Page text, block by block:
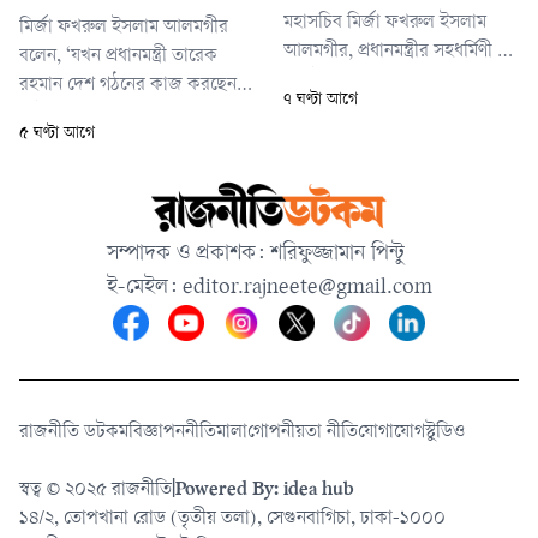
মির্জা ফখরুল ইসলাম আলমগীর
বলেন, ‘যখন প্রধানমন্ত্রী তারেক
রহমান দেশ গঠনের কাজ করছেন,
অস্থিতিশীল করার চেষ্টা করছে।’ এ
আহ্বান জানান তিনি।
৫ ঘণ্টা আগে
মহাসচিব মির্জা ফখরুল ইসলাম
আলমগীর, প্রধানমন্ত্রীর সহধর্মিণী ডা.
অধ্যাপক ডা. হারুন আল রশীদ,
৭ ঘণ্টা আগে
সম্পাদক ও প্রকাশক: শরিফুজ্জামান পিন্টু
ই-মেইল: editor.rajneete@gmail.com
রাজনীতি ডটকমবিজ্ঞাপননীতিমালাগোপনীয়তা নীতিযোগাযোগস্টুডিও
স্বত্ব © ২০২৫ রাজনীতিPowered By: idea hub
১৪/২, তোপখানা রোড (তৃতীয় তলা), সেগুনবাগিচা, ঢাকা-১০০০